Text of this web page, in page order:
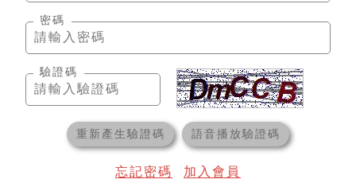
密碼
驗證碼
重新產生驗證碼 語音播放驗證碼
忘記密碼 加入會員